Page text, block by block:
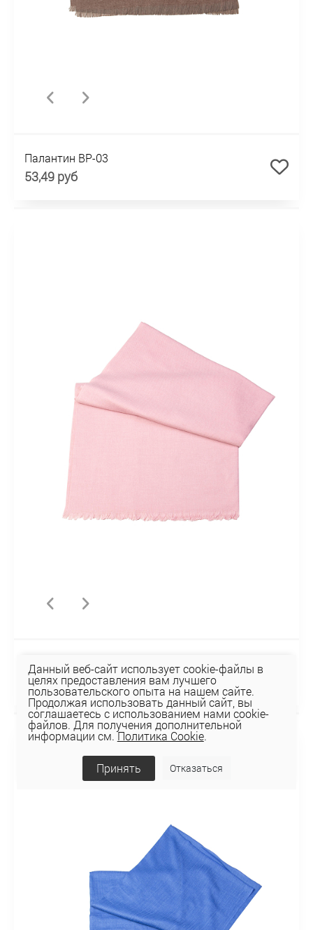
Палантин BP-03
53,49 руб
Палантин BP-02
39,06 руб
Данный веб-сайт использует cookie-файлы в
целях предоставления вам лучшего
пользовательского опыта на нашем сайте.
Продолжая использовать данный сайт, вы
соглашаетесь с использованием нами cookie-
файлов. Для получения дополнительной
информации см.Политика Cookie.
Принять Отказаться